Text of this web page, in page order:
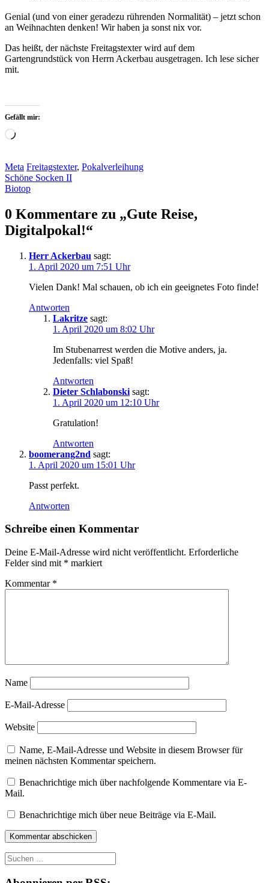
Genial (und von einer geradezu rührenden Normalität) – jetzt schon
an Weihnachten denken! Wir haben ja sonst nix vor.
Das heißt, der nächste Freitagstexter wird auf dem
Gartengrundstück von Herrn Ackerbau ausgetragen. Ich lese sicher
mit.
Gefällt mir:
Wird
Meta Freitagstexter, Pokalverleihung
Beitragsnavigation
Schöne Socken II
Biotop
0 Kommentare zu „Gute Reise,
Digitalpokal!“
Herr Ackerbau sagt:
1. April 2020 um 7:51 Uhr
Vielen Dank! Mal schauen, ob ich ein geeignetes Foto finde!
Antworten
Lakritze sagt:
1. April 2020 um 8:02 Uhr
Im Stubenarrest werden die Motive anders, ja.
Jedenfalls: viel Spaß!
Antworten
Dieter Schlabonski sagt:
1. April 2020 um 12:10 Uhr
Gratulation!
Antworten
boomerang2nd sagt:
1. April 2020 um 15:01 Uhr
Passt perfekt.
Antworten
Schreibe einen Kommentar
Deine E-Mail-Adresse wird nicht veröffentlicht. Erforderliche
Felder sind mit * markiert
Kommentar *
Name
E-Mail-Adresse
Website
Name, E-Mail-Adresse und Website in diesem Browser für
meinen nächsten Kommentar speichern.
Benachrichtige mich über nachfolgende Kommentare via E-
Mail.
Benachrichtige mich über neue Beiträge via E-Mail.